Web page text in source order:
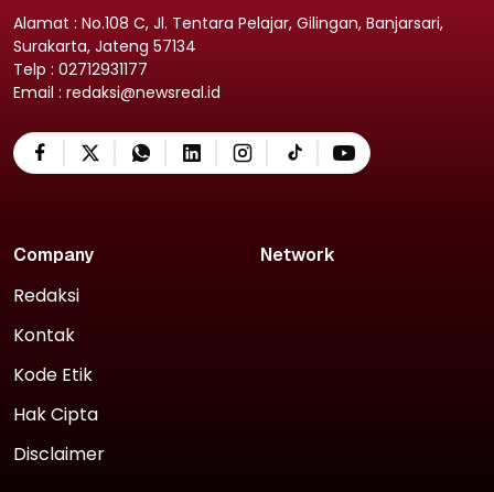
Alamat : No.108 C, Jl. Tentara Pelajar, Gilingan, Banjarsari,
Surakarta, Jateng 57134
Telp : 02712931177
Email : redaksi@newsreal.id
Company
Redaksi
Kontak
Kode Etik
Hak Cipta
Disclaimer
Network